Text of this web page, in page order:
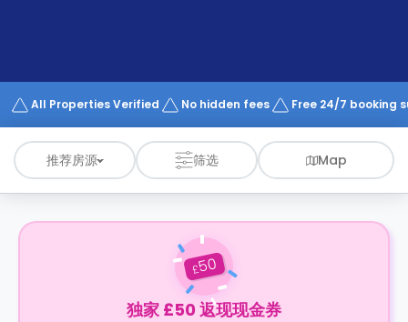
Works
All Properties Verified No hidden fees Free 24/7 booking
推荐房源 筛选 Map
£50
独家 £50 返现现金券